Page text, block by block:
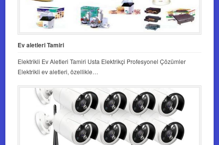
Ev aletleri Tamiri
Elektrikli Ev Aletleri Tamiri Usta Elektrikçi Profesyonel Çözümler
Elektrikli ev aletleri, özellikle…